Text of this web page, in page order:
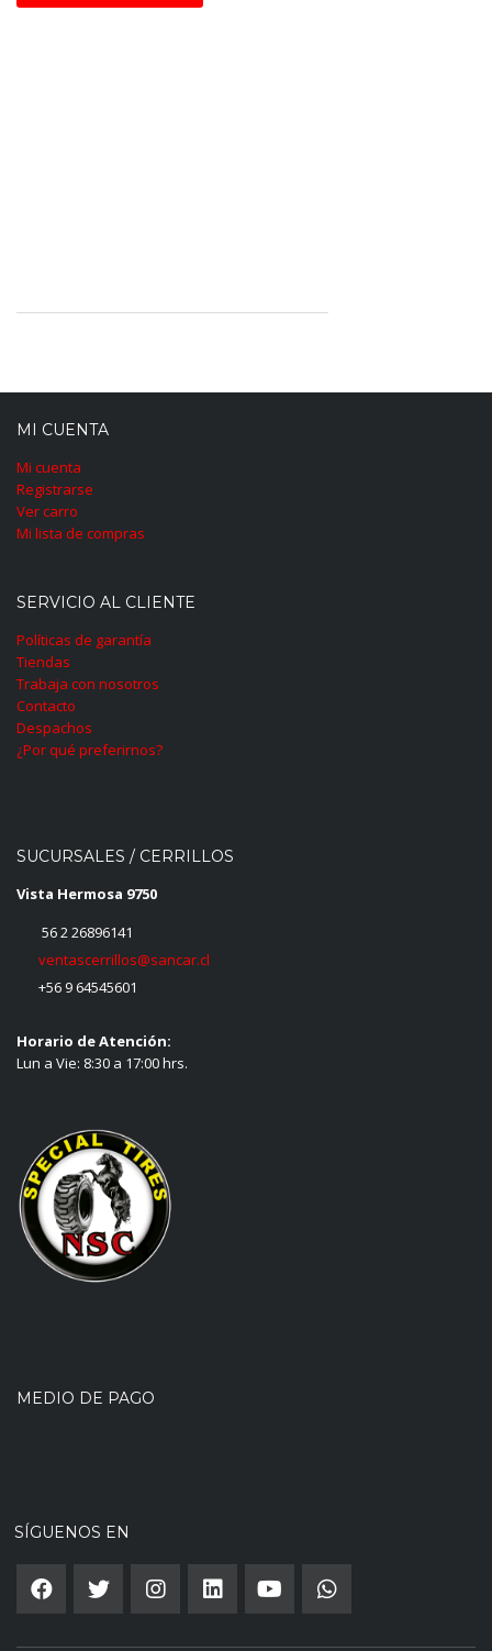
MI CUENTA
Mi cuenta
Registrarse
Ver carro
Mi lista de compras
SERVICIO AL CLIENTE
Políticas de garantía
Tiendas
Trabaja con nosotros
Contacto
Despachos
¿Por qué preferirnos?
SUCURSALES / CERRILLOS
Vista Hermosa 9750
56 2 26896141
ventascerrillos@sancar.cl
+56 9 64545601
Horario de Atención:
Lun a Vie: 8:30 a 17:00 hrs.
MEDIO DE PAGO
SÍGUENOS EN